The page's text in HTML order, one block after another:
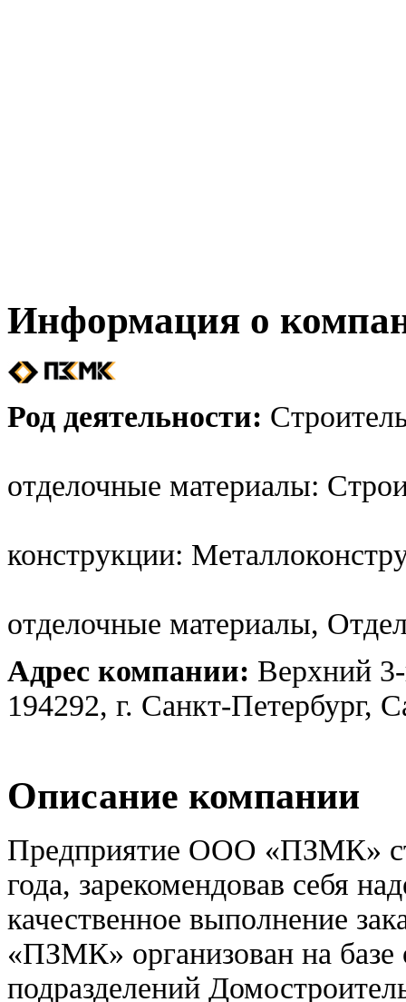
Информация о
Род деятельности:
отделочные материалы:
конструкции:
отделочные материалы,
Адрес компании: Верхний
194292, г. Санкт-Петербург,
Описание компании
Предприятие ООО «ПЗМК»
года, зарекомендовав себя
качественное выполнение
«ПЗМК» организован на базе
подразделений